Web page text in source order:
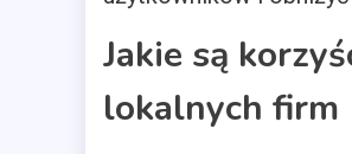
Jakie są
lokalnych firm